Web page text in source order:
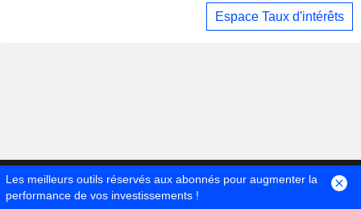
Espace Taux d'intérêts
Les meilleurs outils réservés aux abonnés pour augmenter la
performance de vos investissements !